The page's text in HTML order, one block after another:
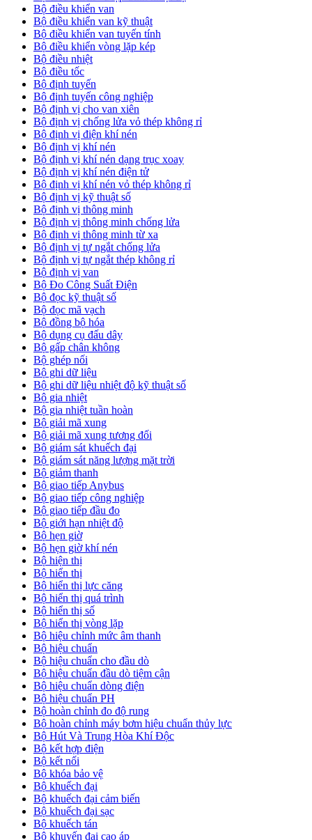
Bộ điều khiển van
Bộ điều khiển van kỹ thuật
Bộ điều khiển van tuyến tính
Bộ điều khiển vòng lặp kép
Bộ điều nhiệt
Bộ điều tốc
Bộ định tuyến
Bộ định tuyến công nghiệp
Bộ định vị cho van xiên
Bộ định vị chống lửa vỏ thép không rỉ
Bộ định vị điện khí nén
Bộ định vị khí nén
Bộ định vị khí nén dạng trục xoay
Bộ định vị khí nén điện tử
Bộ định vị khí nén vỏ thép không rỉ
Bộ định vị kỹ thuật số
Bộ định vị thông minh
Bộ định vị thông minh chống lửa
Bộ định vị thông minh từ xa
Bộ định vị tự ngắt chống lửa
Bộ định vị tự ngắt thép không rỉ
Bộ định vị van
Bộ Đo Công Suất Điện
Bộ đọc kỹ thuật số
Bộ đọc mã vạch
Bộ đồng bộ hóa
Bộ dụng cụ đấu dây
Bộ gấp chân không
Bộ ghép nối
Bộ ghi dữ liệu
Bộ ghi dữ liệu nhiệt độ kỹ thuật số
Bộ gia nhiệt
Bộ gia nhiệt tuần hoàn
Bộ giải mã xung
Bộ giải mã xung tương đối
Bộ giám sát khuếch đại
Bộ giám sát năng lượng mặt trời
Bộ giảm thanh
Bộ giao tiếp Anybus
Bộ giao tiếp công nghiệp
Bộ giao tiếp đầu đo
Bộ giới hạn nhiệt độ
Bộ hẹn giờ
Bộ hẹn giờ khí nén
Bộ hiện thị
Bộ hiển thị
Bộ hiển thị lực căng
Bộ hiển thị quá trình
Bộ hiển thị số
Bộ hiển thị vòng lặp
Bộ hiệu chỉnh mức âm thanh
Bộ hiệu chuẩn
Bộ hiệu chuẩn cho đầu dò
Bộ hiệu chuẩn đầu dò tiệm cận
Bộ hiệu chuẩn dòng điện
Bộ hiệu chuẩn PH
Bộ hoàn chỉnh đo độ rung
Bộ hoàn chỉnh máy bơm hiệu chuẩn thủy lực
Bộ Hút Và Trung Hòa Khí Độc
Bộ kết hợp điện
Bộ kết nối
Bộ khóa bảo vệ
Bộ khuếch đại
Bộ khuếch đại cảm biến
Bộ khuếch đại sạc
Bộ khuếch tán
Bộ khuyến đại cao áp